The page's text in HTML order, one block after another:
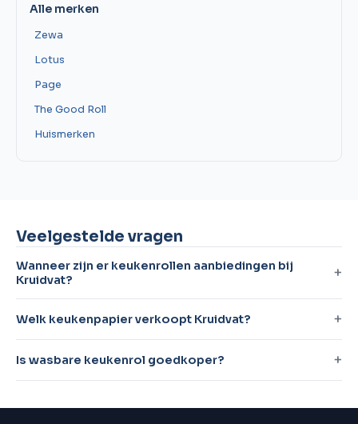
Alle merken
Zewa
Lotus
Page
The Good Roll
Huismerken
Veelgestelde vragen
Wanneer zijn er keukenrollen aanbiedingen bij
Kruidvat?
Welk keukenpapier verkoopt Kruidvat?
Is wasbare keukenrol goedkoper?